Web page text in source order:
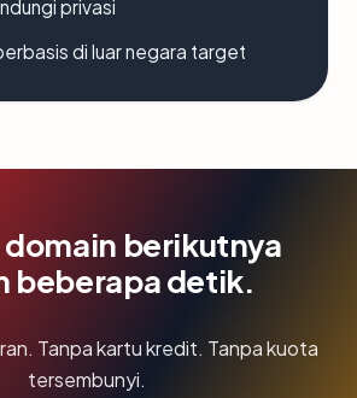
privasi
di luar negara target
domain berikutnya
beberapa detik.
Tanpa kartu kredit. Tanpa kuota
tersembunyi.